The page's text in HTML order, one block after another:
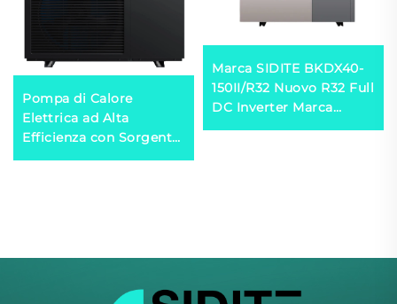
Pompa di Calore
Elettrica ad Alta
Efficienza con Sorgente
Aria R290 per un
Marca SIDITE BKDX40-
150II/R32 Nuovo R32 Full
DC Inverter Marca
Giapponese Con